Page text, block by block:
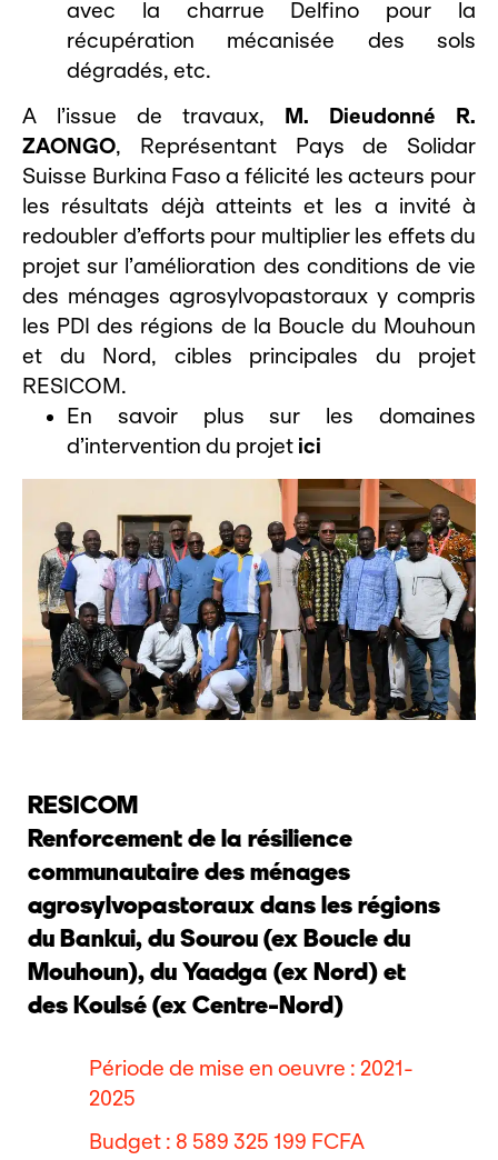
avec la charrue Delfino pour la
récupération mécanisée des sols
dégradés, etc.
A l’issue de travaux, M. Dieudonné R.
ZAONGO, Représentant Pays de Solidar
Suisse Burkina Faso a félicité les acteurs pour
les résultats déjà atteints et les a invité à
redoubler d’efforts pour multiplier les effets du
projet sur l’amélioration des conditions de vie
des ménages agrosylvopastoraux y compris
les PDI des régions de la Boucle du Mouhoun
et du Nord, cibles principales du projet
RESICOM.
En savoir plus sur les domaines
d’intervention du projet ici
RESICOM
Renforcement de la résilience
communautaire des ménages
agrosylvopastoraux dans les régions
du Bankui, du Sourou (ex Boucle du
Mouhoun), du Yaadga (ex Nord) et
des Koulsé (ex Centre-Nord)
Période de mise en oeuvre : 2021-
2025
Budget : 8 589 325 199 FCFA